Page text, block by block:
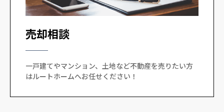
売却相談
一戸建てやマンション、土地など不動産を売りたい方
はルートホームへお任せください！